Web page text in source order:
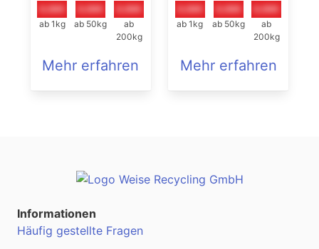
0,00€
ab 1kg
0,00€
ab 50kg
0,00€
ab
200kg
Mehr erfahren
0,00€
ab 1kg
0,00€
ab 50kg
0,00€
ab
200kg
Mehr erfahren
Informationen
Häufig gestellte Fragen